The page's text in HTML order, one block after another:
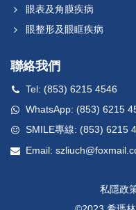
眼表及角膜疾病
眼整形及眼眶疾病
聯絡我們
Tel: (853) 6215 4546
WhatsApp: (853) 6215
SMILE專線: (853) 6215
Email:
私隱政